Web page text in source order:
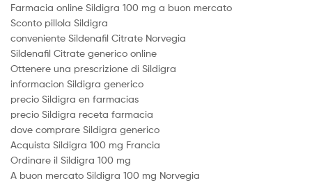
Farmacia online Sildigra 100 mg a buon mercato
Sconto pillola Sildigra
conveniente Sildenafil Citrate Norvegia
Sildenafil Citrate generico online
Ottenere una prescrizione di Sildigra
informacion Sildigra generico
precio Sildigra en farmacias
precio Sildigra receta farmacia
dove comprare Sildigra generico
Acquista Sildigra 100 mg Francia
Ordinare il Sildigra 100 mg
A buon mercato Sildigra 100 mg Norvegia